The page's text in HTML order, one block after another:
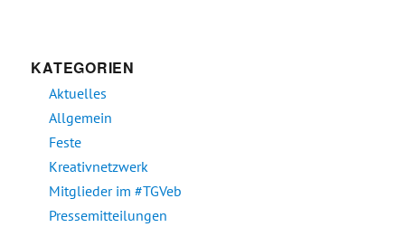
KATEGORIEN
Aktuelles
Allgemein
Feste
Kreativnetzwerk
Mitglieder im #TGVeb
Pressemitteilungen